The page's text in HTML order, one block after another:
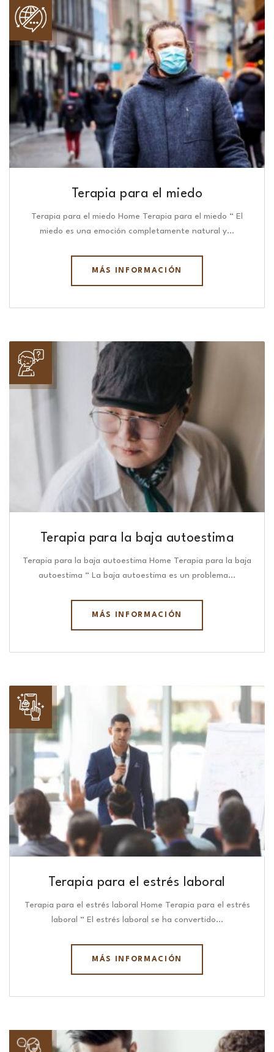
Terapia para el miedo
Terapia para el miedo Home Terapia para el miedo “ El
miedo es una emoción completamente natural y…
MÁS INFORMACIÓN
Terapia para la baja autoestima
Terapia para la baja autoestima Home Terapia para la baja
autoestima “ La baja autoestima es un problema…
MÁS INFORMACIÓN
Terapia para el estrés laboral
Terapia para el estrés laboral Home Terapia para el estrés
laboral “ El estrés laboral se ha convertido…
MÁS INFORMACIÓN